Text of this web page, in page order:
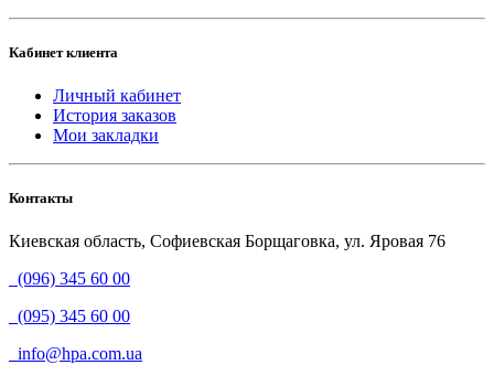
Кабинет клиента
Личный кабинет
История заказов
Мои закладки
Контакты
Киевская область, Софиевская Борщаговка, ул. Яровая 76
(096) 345 60 00
(095) 345 60 00
info@hpa.com.ua